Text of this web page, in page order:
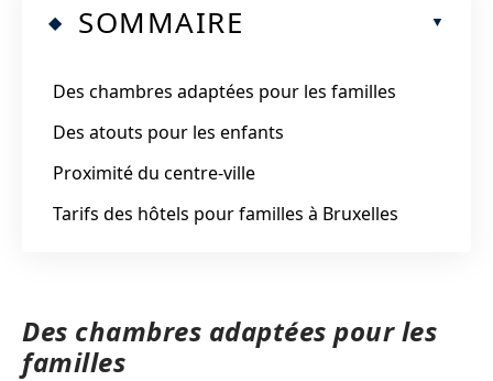
SOMMAIRE
Des chambres adaptées pour les familles
Des atouts pour les enfants
Proximité du centre-ville
Tarifs des hôtels pour familles à Bruxelles
Des chambres adaptées pour les
familles